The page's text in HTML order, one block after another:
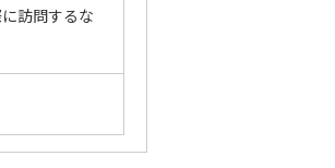
訪問するな